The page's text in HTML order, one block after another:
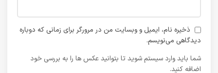
ذخیره نام، ایمیل و وبسایت من در مرورگر برای زمانی که دوباره
دیدگاهی می‌نویسم.
شما باید وارد سیستم شوید تا بتوانید عکس ها را به بررسی خود
اضافه کنید.